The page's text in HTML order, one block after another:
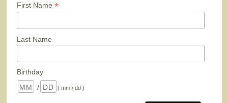
First Name *
Last Name
Birthday
/
( mm / dd )